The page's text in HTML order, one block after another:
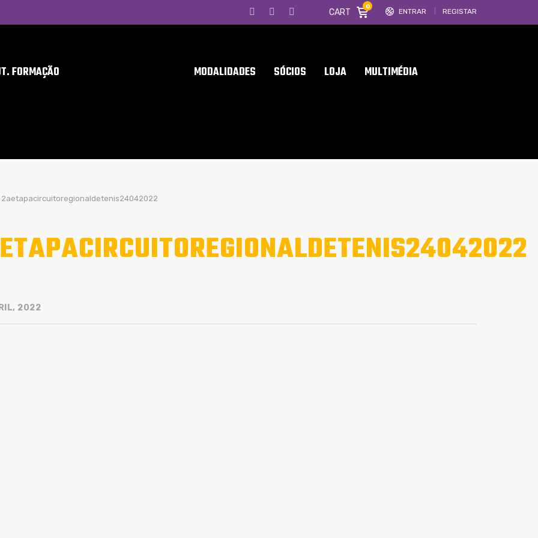
ENTRAR REGISTAR
CART
0
FORMAÇÃO MODALIDADES SÓCIOS LOJA MULTIMÉDIA
2aetapacircuitoregionaldetenis24042022
2022